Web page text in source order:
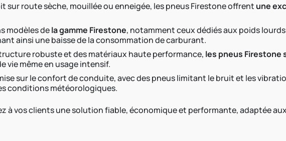
sur route sèche, mouillée ou enneigée, les pneus Firestone offrent une
modèles dela gamme Firestone, notamment ceux dédiés aux poids
ainsi une baisse de la consommation de carburant.
robuste et des matériaux haute performance, les pneus Firestone
vie même en usage intensif.
sur le confort de conduite, avec des pneus limitant le bruit et les
conditions météorologiques.
à vos clients une solution fiable, économique et performante, adaptée